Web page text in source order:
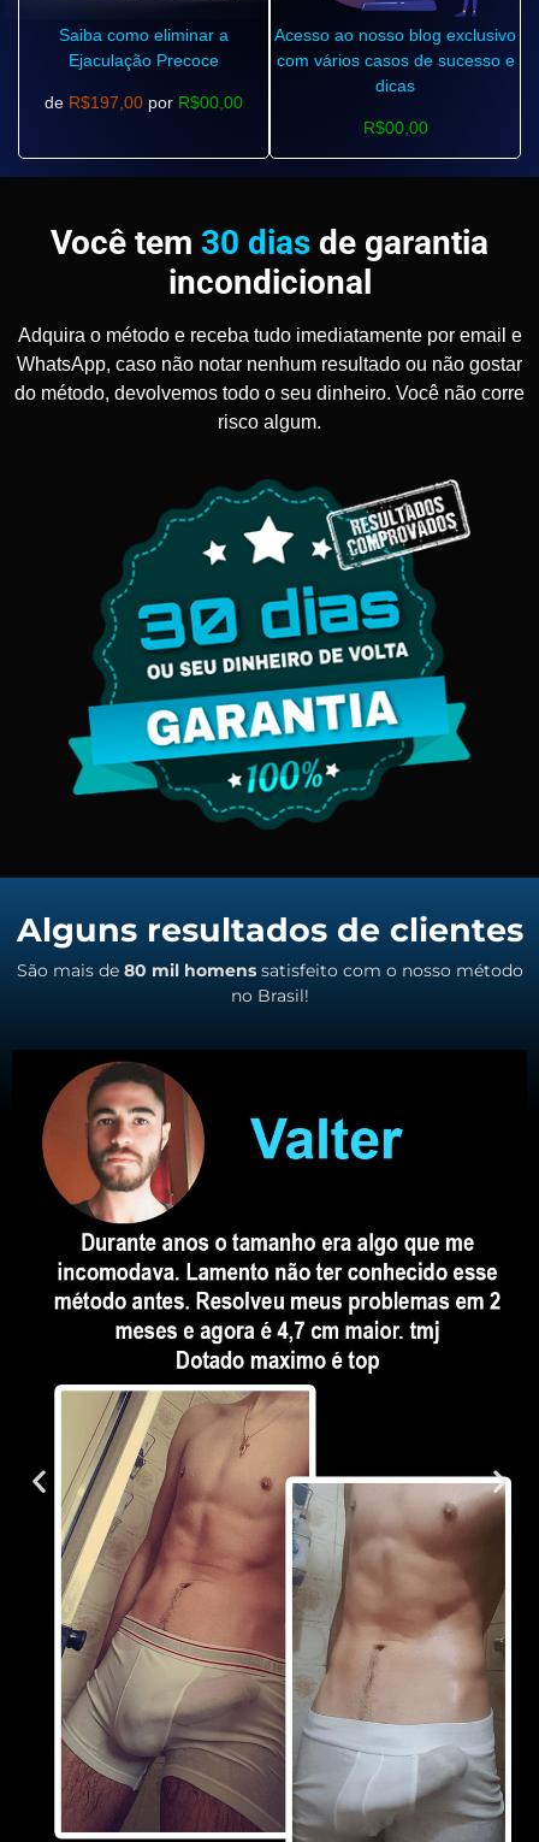
Saiba como eliminar a
Ejaculação Precoce
de R$197,00 por R$00,00
Acesso ao nosso blog exclusivo
com vários casos de sucesso e
dicas
R$00,00
Você tem 30 dias de garantia
incondicional
Adquira o método e receba tudo imediatamente por email e
WhatsApp, caso não notar nenhum resultado ou não gostar
do método, devolvemos todo o seu dinheiro. Você não corre
risco algum.
Alguns resultados de clientes
São mais de 80 mil homenssatisfeito com o nosso método
no Brasil!